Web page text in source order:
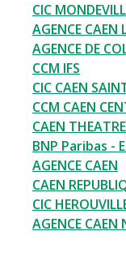
CIC
AGENCE CAEN
AGENCE DE
CCM IFS
CIC CAEN
CCM CAEN
CAEN THEATRE
BNP Paribas -
AGENCE CAEN
CAEN
CIC
AGENCE CAEN